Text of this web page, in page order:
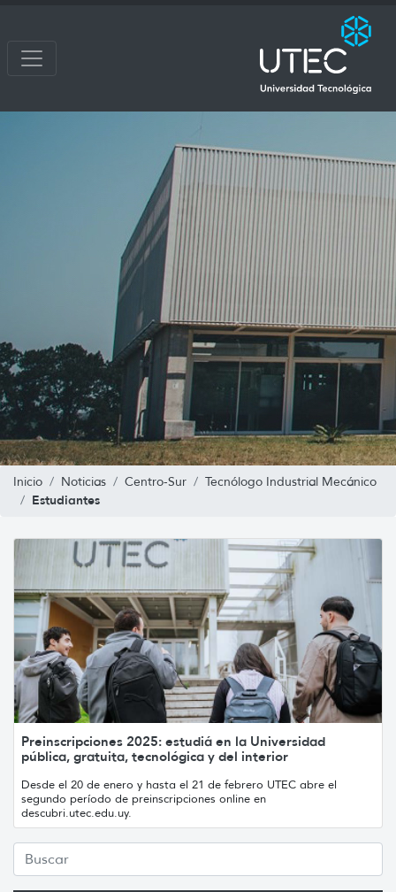
Inicio Noticias Centro-Sur Tecnólogo Industrial Mecánico
Estudiantes
Preinscripciones 2025: estudiá en la Universidad
pública, gratuita, tecnológica y del interior
Desde el 20 de enero y hasta el 21 de febrero UTEC abre el
segundo período de preinscripciones online en
descubri.utec.edu.uy.